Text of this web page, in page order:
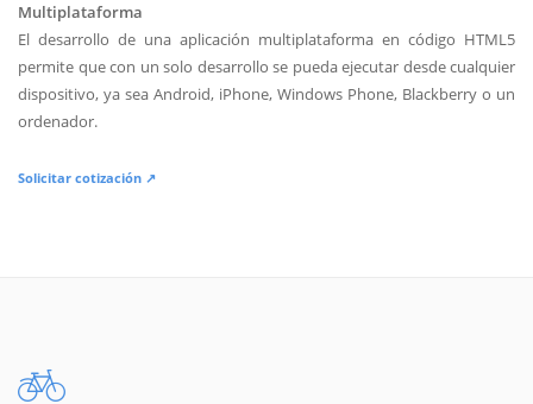
Multiplataforma
El desarrollo de una aplicación multiplataforma en código HTML5
permite que con un solo desarrollo se pueda ejecutar desde cualquier
dispositivo, ya sea Android, iPhone, Windows Phone, Blackberry o un
ordenador.
Solicitar cotización ↗